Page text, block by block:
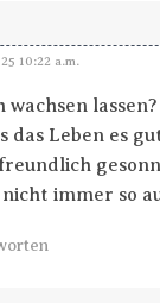
10:22 a.m.
wachsen lassen?
das Leben es
immer so